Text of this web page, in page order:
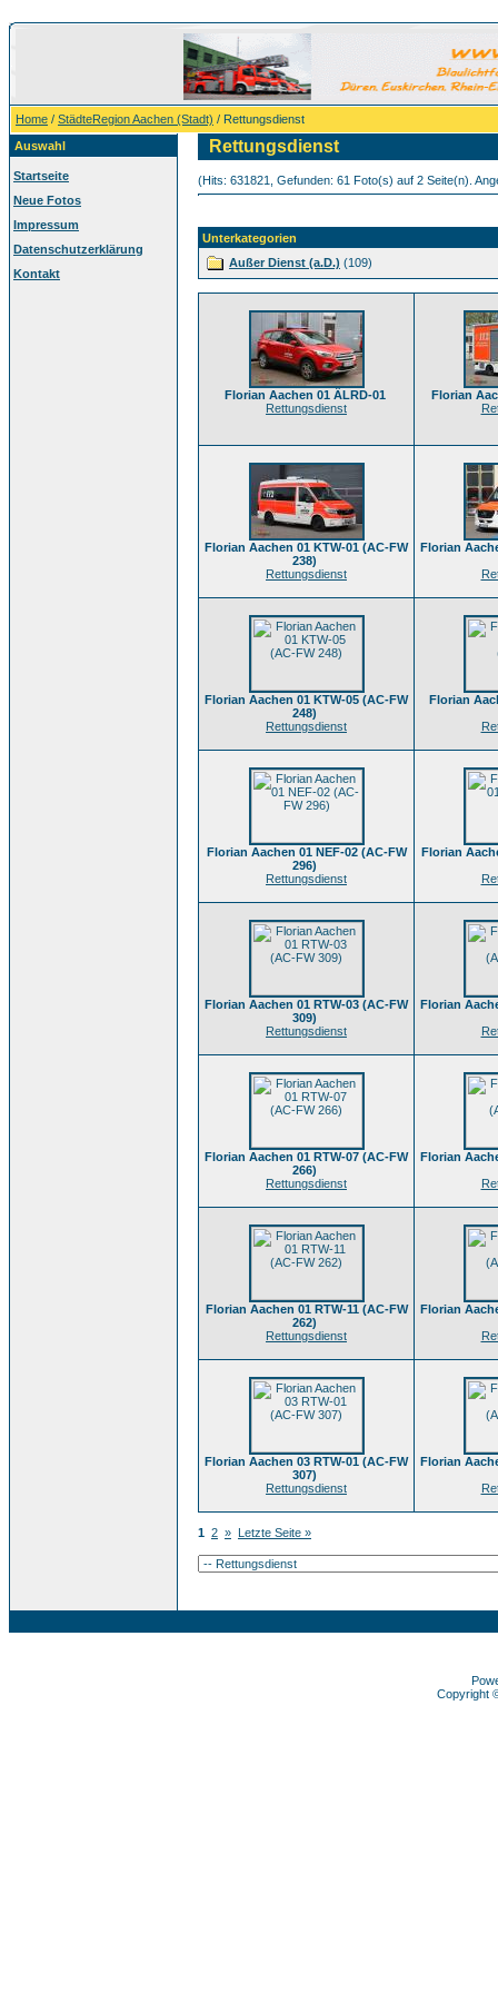
Home / StädteRegion Aachen (Stadt) / Rettungsdienst
Auswahl
Startseite
Neue Fotos
Impressum
Datenschutzerklärung
Kontakt
Rettungsdienst
(Hits: 631821, Gefunden: 61 Foto(s) auf 2 Seite(n).
Unterkategorien
Außer Dienst (a.D.) (109)
Florian Aachen 01 ÄLRD-01
Rettungsdienst
Florian
Florian Aachen 01 KTW-01 (AC-FW
238)
Rettungsdienst
Florian
Florian Aachen 01 KTW-05 (AC-FW
248)
Rettungsdienst
Florian
Florian Aachen 01 NEF-02 (AC-FW
296)
Rettungsdienst
Florian
Florian Aachen 01 RTW-03 (AC-FW
309)
Rettungsdienst
Florian
Florian Aachen 01 RTW-07 (AC-FW
266)
Rettungsdienst
Florian
Florian Aachen 01 RTW-11 (AC-FW
262)
Rettungsdienst
Florian
Florian Aachen 03 RTW-01 (AC-FW
307)
Rettungsdienst
Florian
1 2 » Letzte Seite »
Copyright